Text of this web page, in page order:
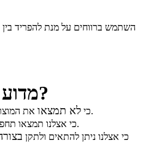
השתמש ברווחים על מנת להפריד
מדוע לקנות אצלנו?
כי לא תמצאו
את המוצרים שלנו בשום מקום אחר.
כי אצלנו תמצאו.
כי אצלנו ניתן להתאים ולתקן